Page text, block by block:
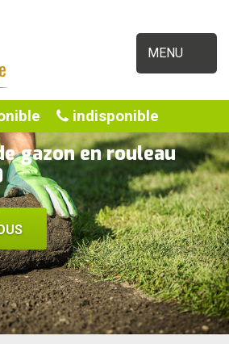
MENU
indisponible
gazon en rouleau